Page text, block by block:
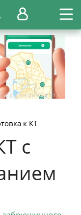
к КТ
с